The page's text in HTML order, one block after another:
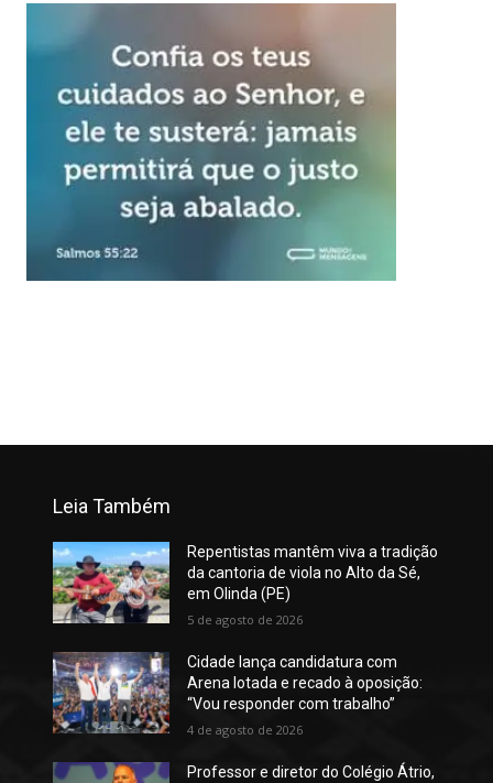
Leia Também
Repentistas mantêm viva a tradição
da cantoria de viola no Alto da Sé,
em Olinda (PE)
5 de agosto de 2026
Cidade lança candidatura com
Arena lotada e recado à oposição:
“Vou responder com trabalho”
4 de agosto de 2026
Professor e diretor do Colégio Átrio,